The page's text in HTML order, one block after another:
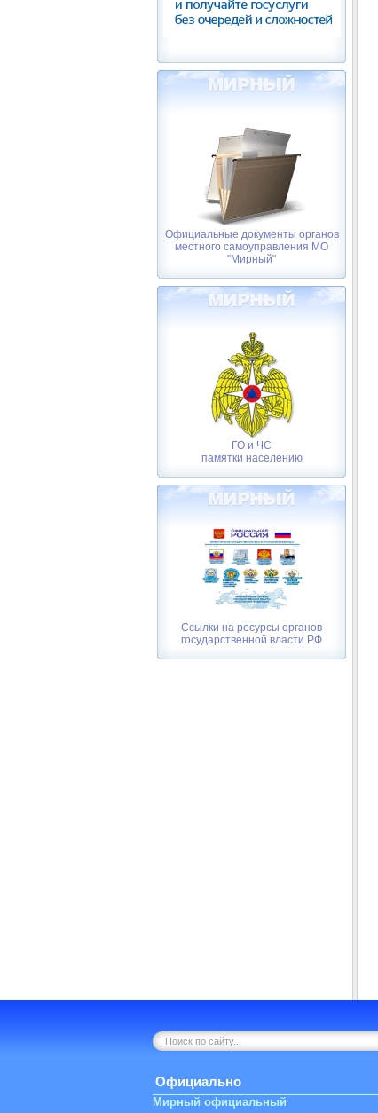
Официальные документы органов
местного самоуправления МО
"Мирный"
ГО и ЧС
памятки населению
Ссылки на ресурсы органов
государственной власти РФ
Официально
Мирный официальный